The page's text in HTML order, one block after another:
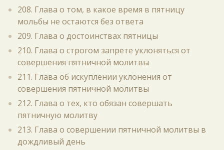
208. Глава о том, в какое время в пятницу
мольбы не остаются без ответа
209. Глава о достоинствах пятницы
210. Глава о строгом запрете уклоняться от
совершения пятничной молитвы
211. Глава об искуплении уклонения от
совершения пятничной молитвы
212. Глава о тех, кто обязан совершать
пятничную молитву
213. Глава о совершении пятничной молитвы в
дождливый день